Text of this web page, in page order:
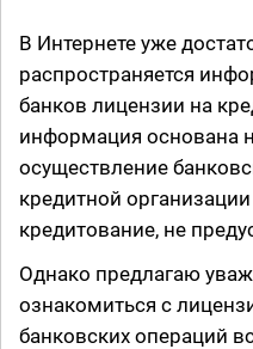
В Интернете уже
распространяется
банков лицензии на
информация основана
осуществление
кредитной
кредитование, не
Однако предлагаю
ознакомиться с
банковских операций